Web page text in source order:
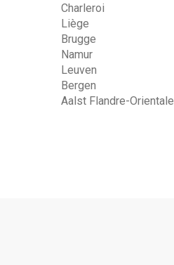
Charleroi
Liège
Brugge
Namur
Leuven
Bergen
Aalst Flandre-Orientale